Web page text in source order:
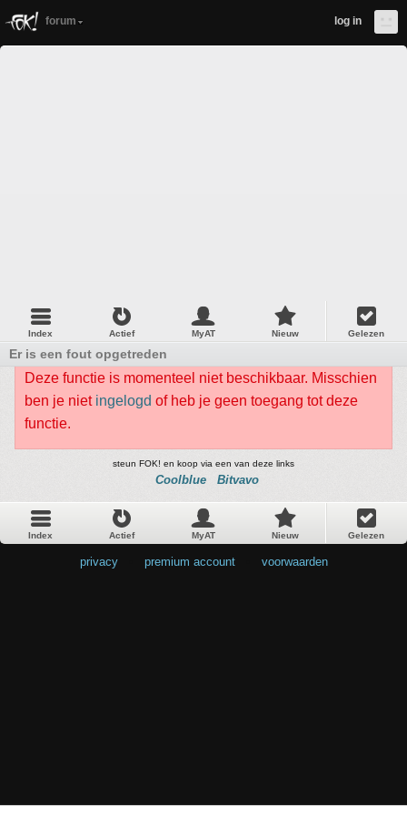
forum log in
Index Actief MyAT Nieuw Gelezen
Er is een fout opgetreden
Deze functie is momenteel niet beschikbaar. Misschien
ben je niet ingelogd of heb je geen toegang tot deze
functie.
steun FOK! en koop via een van deze links
Coolblue Bitvavo
Index Actief MyAT Nieuw Gelezen
privacy premium account voorwaarden